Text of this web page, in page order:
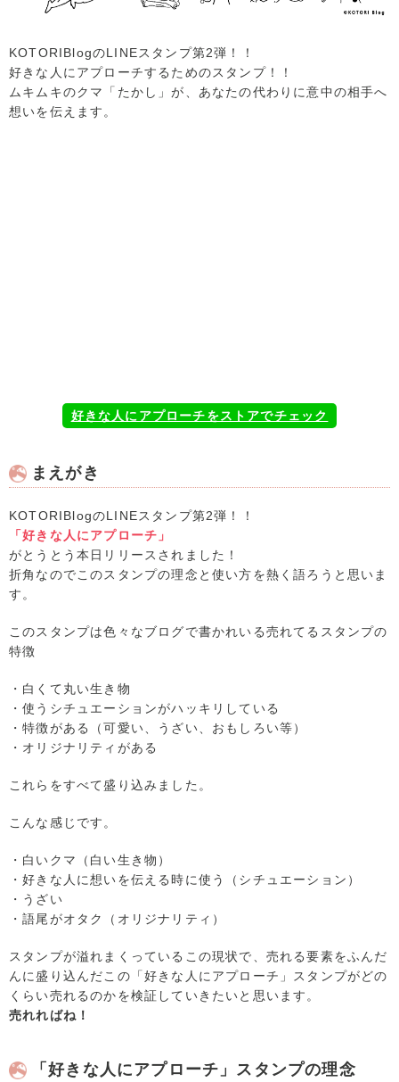
KOTORIBlogのLINEスタンプ第2弾！！
好きな人にアプローチするためのスタンプ！！
ムキムキのクマ「たかし」が、あなたの代わりに意中の相手へ
想いを伝えます。
好きな人にアプローチをストアでチェック
まえがき
KOTORIBlogのLINEスタンプ第2弾！！
「好きな人にアプローチ」
がとうとう本日リリースされました！
折角なのでこのスタンプの理念と使い方を熱く語ろうと思いま
す。
このスタンプは色々なブログで書かれいる売れてるスタンプの
特徴
・白くて丸い生き物
・使うシチュエーションがハッキリしている
・特徴がある（可愛い、うざい、おもしろい等）
・オリジナリティがある
これらをすべて盛り込みました。
こんな感じです。
・白いクマ（白い生き物）
・好きな人に想いを伝える時に使う（シチュエーション）
・うざい
・語尾がオタク（オリジナリティ）
スタンプが溢れまくっているこの現状で、売れる要素をふんだ
んに盛り込んだこの「好きな人にアプローチ」スタンプがどの
くらい売れるのかを検証していきたいと思います。
売れればね！
「好きな人にアプローチ」スタンプの理念